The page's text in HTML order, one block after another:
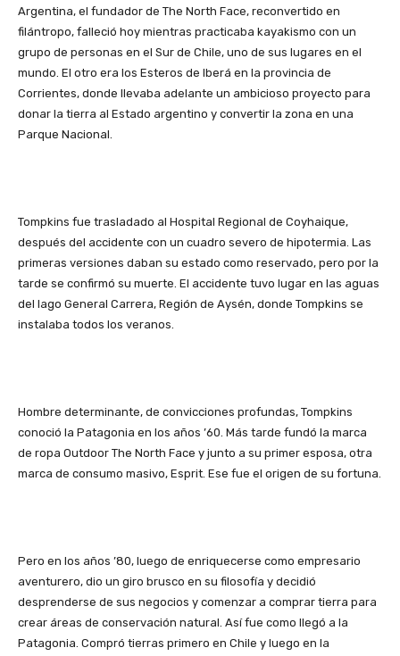
Argentina, el fundador de The North Face, reconvertido en
filántropo, falleció hoy mientras practicaba kayakismo con un
grupo de personas en el Sur de Chile, uno de sus lugares en el
mundo. El otro era los Esteros de Iberá en la provincia de
Corrientes, donde llevaba adelante un ambicioso proyecto para
donar la tierra al Estado argentino y convertir la zona en una
Parque Nacional.
Tompkins fue trasladado al Hospital Regional de Coyhaique,
después del accidente con un cuadro severo de hipotermia. Las
primeras versiones daban su estado como reservado, pero por la
tarde se confirmó su muerte. El accidente tuvo lugar en las aguas
del lago General Carrera, Región de Aysén, donde Tompkins se
instalaba todos los veranos.
Hombre determinante, de convicciones profundas, Tompkins
conoció la Patagonia en los años ’60. Más tarde fundó la marca
de ropa Outdoor The North Face y junto a su primer esposa, otra
marca de consumo masivo, Esprit. Ese fue el origen de su fortuna.
Pero en los años ’80, luego de enriquecerse como empresario
aventurero, dio un giro brusco en su filosofía y decidió
desprenderse de sus negocios y comenzar a comprar tierra para
crear áreas de conservación natural. Así fue como llegó a la
Patagonia. Compró tierras primero en Chile y luego en la